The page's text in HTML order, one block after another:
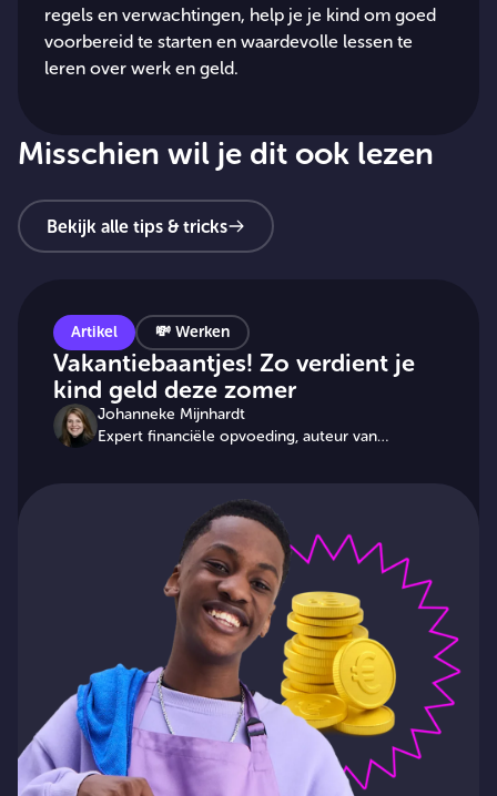
regels en verwachtingen, help je je kind om goed
voorbereid te starten en waardevolle lessen te
leren over werk en geld.
Misschien wil je dit ook lezen
Bekijk alle tips & tricks
Artikel 💸 Werken
Vakantiebaantjes! Zo verdient je
kind geld deze zomer
Johanneke Mijnhardt
Expert financiële opvoeding, auteur van